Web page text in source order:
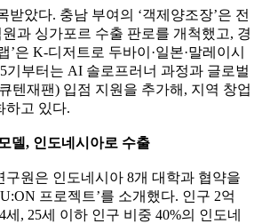
받았다. 충남 부여의 ‘객제양조장’은 전
과 싱가포르 수출 판로를 개척했고, 경
’은 K-디저트로 두바이·일본·말레이시
기부터는 AI 솔로프러너 과정과 글로벌
텐재팬) 입점 지원을 추가해, 지역 창업
하고 있다.
델, 인도네시아로 수출
구원은 인도네시아 8개 대학과 협약을
프로젝트’를 소개했다. 인구 2억
세, 25세 이하 인구 비중 40%의 인도네